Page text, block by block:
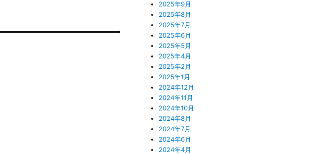
2025年9月
2025年8月
2025年7月
2025年6月
2025年5月
2025年4月
2025年2月
2025年1月
2024年12月
2024年11月
2024年10月
2024年8月
2024年7月
2024年6月
2024年4月